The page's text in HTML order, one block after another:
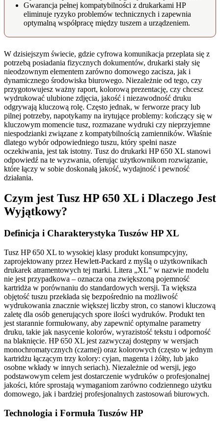
Gwarancja pełnej kompatybilności z drukarkami HP
eliminuje ryzyko problemów technicznych i zapewnia
optymalną współpracę między tuszem a urządzeniem.
W dzisiejszym świecie, gdzie cyfrowa komunikacja przeplata się z
potrzebą posiadania fizycznych dokumentów, drukarki stały się
nieodzownym elementem zarówno domowego zacisza, jak i
dynamicznego środowiska biurowego. Niezależnie od tego, czy
przygotowujesz ważny raport, kolorową prezentację, czy chcesz
wydrukować ulubione zdjęcia, jakość i niezawodność druku
odgrywają kluczową rolę. Często jednak, w ferworze pracy lub
pilnej potrzeby, napotykamy na irytujące problemy: kończący się w
kluczowym momencie tusz, rozmazane wydruki czy nieprzyjemne
niespodzianki związane z kompatybilnością zamienników. Właśnie
dlatego wybór odpowiedniego tuszu, który spełni nasze
oczekiwania, jest tak istotny. Tusz do drukarki HP 650 XL stanowi
odpowiedź na te wyzwania, oferując użytkownikom rozwiązanie,
które łączy w sobie doskonałą jakość, wydajność i pewność
działania.
Czym jest Tusz HP 650 XL i Dlaczego Jest
Wyjątkowy?
Definicja i Charakterystyka Tuszów HP XL
Tusz HP 650 XL to wysokiej klasy produkt konsumpcyjny,
zaprojektowany przez Hewlett-Packard z myślą o użytkownikach
drukarek atramentowych tej marki. Litera „XL” w nazwie modelu
nie jest przypadkowa – oznacza ona zwiększoną pojemność
kartridża w porównaniu do standardowych wersji. Ta większa
objętość tuszu przekłada się bezpośrednio na możliwość
wydrukowania znacznie większej liczby stron, co stanowi kluczową
zaletę dla osób generujących spore ilości wydruków. Produkt ten
jest starannie formułowany, aby zapewnić optymalne parametry
druku, takie jak nasycenie kolorów, wyrazistość tekstu i odporność
na blaknięcie. HP 650 XL jest zazwyczaj dostępny w wersjach
monochromatycznych (czarnej) oraz kolorowych (często w jednym
kartridżu łączącym trzy kolory: cyjan, magenta i żółty, lub jako
osobne wkłady w innych seriach). Niezależnie od wersji, jego
podstawowym celem jest dostarczenie wydruków o profesjonalnej
jakości, które sprostają wymaganiom zarówno codziennego użytku
domowego, jak i bardziej profesjonalnych zastosowań biurowych.
Technologia i Formuła Tuszów HP